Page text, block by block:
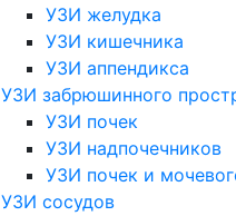
УЗИ желудка
УЗИ кишечника
УЗИ аппендикса
УЗИ забрюшинного
УЗИ почек
УЗИ надпочечников
УЗИ почек и
УЗИ сосудов